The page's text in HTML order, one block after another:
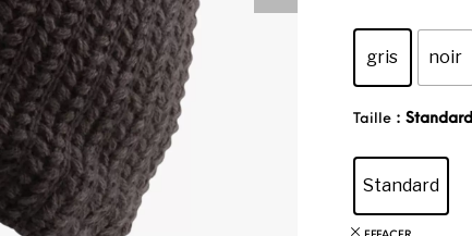
gris noir
Taille : Standard
Standard